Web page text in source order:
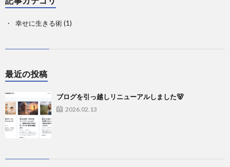
幸せに生きる術(1)
最近の投稿
ブログを引っ越しリニューアルしました🐻
2026.02.13